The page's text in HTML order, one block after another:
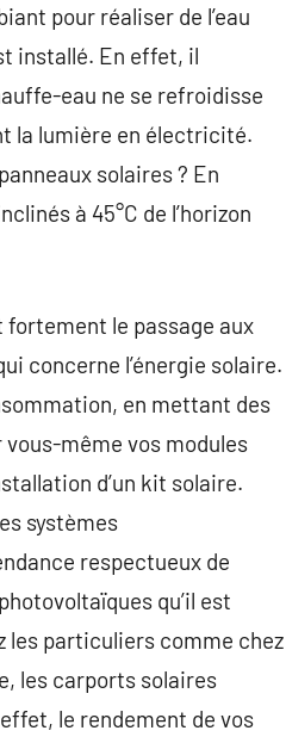
pour réaliser de l’eau
installé. En effet, il
eau ne se refroidisse
la lumière en électricité.
solaires ? En
à 45°C de l’horizon
le passage aux
concerne l’énergie solaire.
en mettant des
même vos modules
d’un kit solaire.
systèmes
respectueux de
qu’il est
les particuliers comme chez
les carports solaires
le rendement de vos